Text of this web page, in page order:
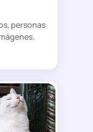
personas